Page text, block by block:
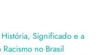
Significado e a
no Brasil